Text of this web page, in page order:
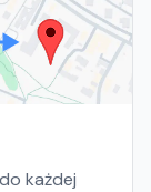
każdej